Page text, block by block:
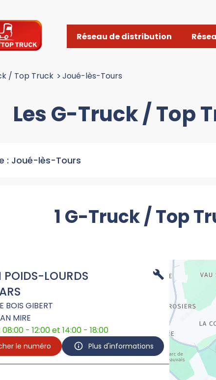
Réseau de distribution
/ Top Truck >Joué-lès-Tours
Les G-Truck / Top
: Joué-lès-Tours
1 G-Truck / Top
POIDS-LOURDS
BOIS GIBERT
MIRE
- 12:00 et 14:00 - 18:00
le numéro Plus d'informations